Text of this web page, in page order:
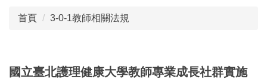
首頁 3-0-1教師相關法規
國立臺北護理健康大學教師專業成長社群實施